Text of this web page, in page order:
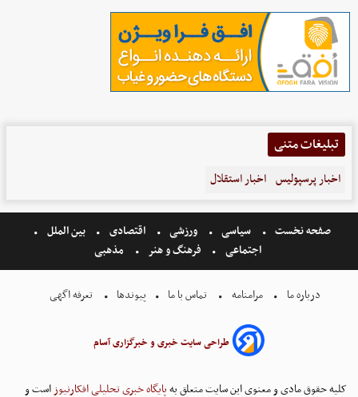
تبلیغات متنی
اخبار پرسپولیس اخبار استقلال
صفحه نخست سیاسی ورزشی اقتصادی
بین الملل
اجتماعی
فرهنگ و هنر مذهبی
درباره ما مرامنامه تماس با ما پیوندها تعرفه اگهی
طراحی سایت خبری و خبرگزاری آسام
کلیه حقوق مادی و معنوی این سایت متعلق بهپایگاه خبری تحلیلی افکارنیوزاست و